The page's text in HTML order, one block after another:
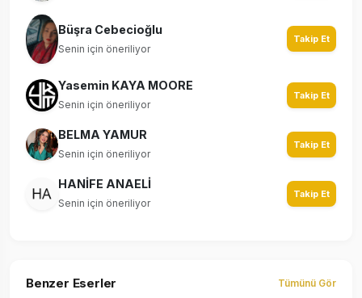
Büşra Cebecioğlu
Senin için öneriliyor
Takip Et
Yasemin KAYA MOORE
Senin için öneriliyor
Takip Et
BELMA YAMUR
Senin için öneriliyor
Takip Et
HANİFE ANAELİ
Senin için öneriliyor
Takip Et
Benzer Eserler Tümünü Gör